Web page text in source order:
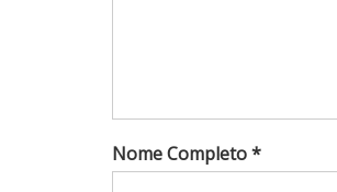
Nome Completo *